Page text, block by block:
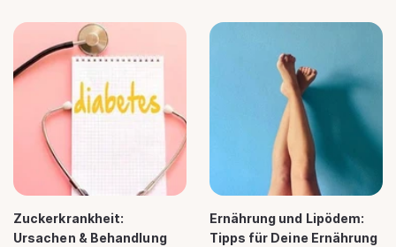
Zuckerkrankheit:
Ursachen & Behandlung
Ernährung und Lipödem:
Tipps für Deine Ernährung